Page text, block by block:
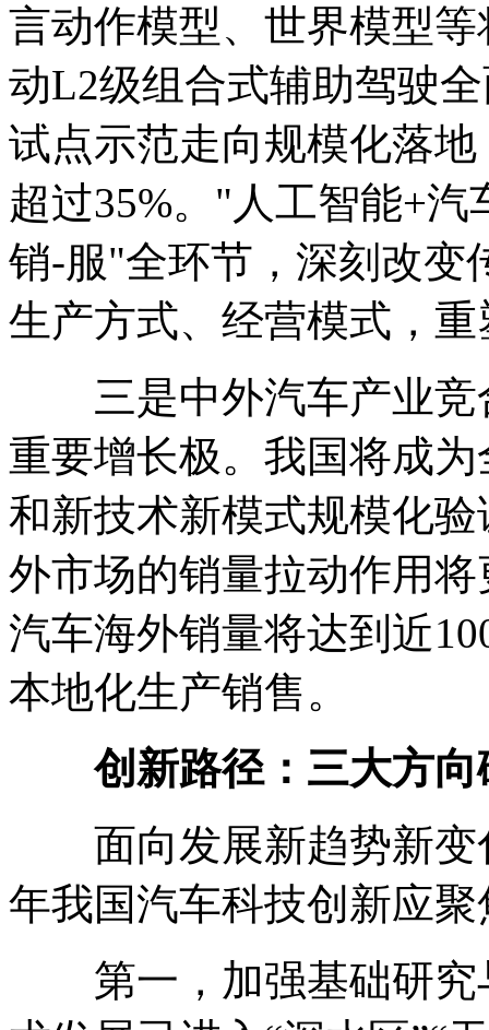
言动作模型、世界模型
动L2级组合式辅助驾驶
试点示范走向规模化落
超过35%。"人工智能+
销-服"全环节，深刻改变
生产方式、经营模式，
三是中外汽车产业竞
重要增长极。我国将成
和新技术新模式规模化
外市场的销量拉动作用
汽车海外销量将达到近
本地化生产销售。
创新路径：三大方向
面向发展新趋势新变
年我国汽车科技创新应
第一，加强基础研究